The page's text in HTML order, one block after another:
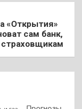
«Открытия»
сам банк,